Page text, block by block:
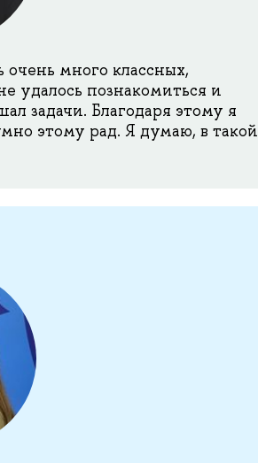
много классных,
удалось познакомиться и
задачи. Благодаря этому я
этому рад. Я думаю, в такой